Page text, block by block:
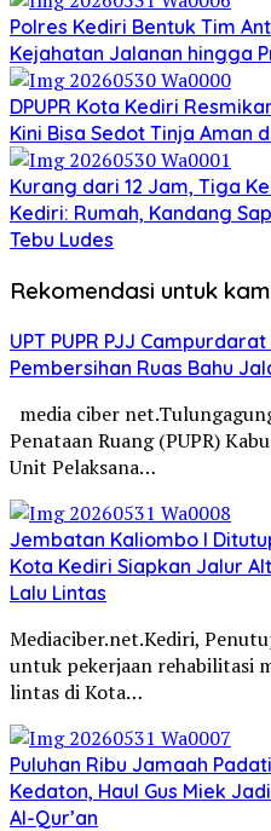
Polres Kediri Bentuk Tim
Kejahatan Jalanan hingga
DPUPR Kota Kediri
Kini Bisa Sedot Tinja Aman
Kurang dari 12 Jam, Tiga
Kediri: Rumah, Kandang
Tebu Ludes
Rekomendasi untuk
UPT PUPR PJJ
Pembersihan Ruas Bahu
media ciber
Penataan Ruang (PUPR)
Unit Pelaksana…
Jembatan Kaliombo I
Kota Kediri Siapkan Jalur
Lalu Lintas
Mediaciber.net.Kediri,
untuk pekerjaan rehabilitasi
lintas di Kota…
Puluhan Ribu Jamaah
Kedaton, Haul Gus Miek
Al-Qur’an